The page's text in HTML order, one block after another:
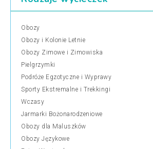
Obozy
Obozy i Kolonie Letnie
Obozy Zimowe i Zimowiska
Pielgrzymki
Podróże Egzotyczne i Wyprawy
Sporty Ekstremalne i Trekkingi
Wczasy
Jarmarki Bożonarodzeniowe
Obozy dla Maluszków
Obozy Językowe